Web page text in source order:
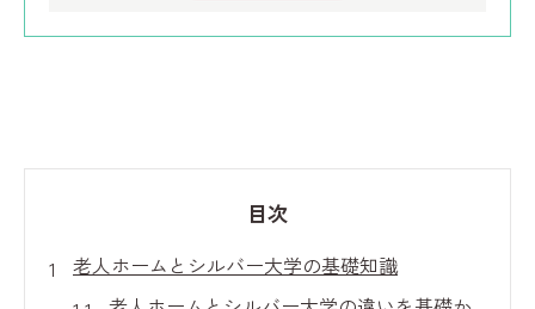
目次
老人ホームとシルバー大学の基礎知識